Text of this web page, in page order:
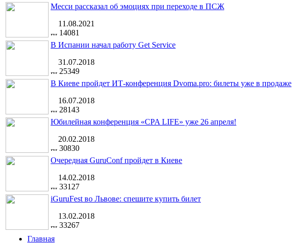
Месси рассказал об эмоциях при переходе в ПСЖ
11.08.2021
14081
В Испании начал работу Get Service
31.07.2018
25349
В Киеве пройдет ИТ-конференция Dvoma.pro: билеты уже в продаже
16.07.2018
28143
Юбилейная конференция «CPA LIFE» уже 26 апреля!
20.02.2018
30830
Очередная GuruConf пройдет в Киеве
14.02.2018
33127
iGuruFest во Львове: спешите купить билет
13.02.2018
33267
Главная